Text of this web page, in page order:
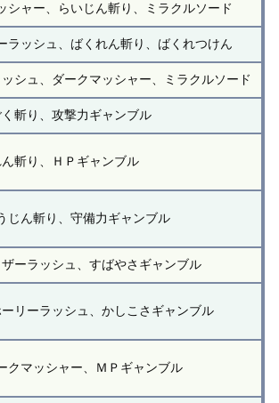
シャー、らいじん斬り、ミラクルソード
ッシュ、ばくれん斬り、ばくれつけん
シュ、ダークマッシャー、ミラクルソード
斬り、攻撃力ギャンブル
斬り、ＨＰギャンブル
じん斬り、守備力ギャンブル
ーラッシュ、すばやさギャンブル
リーラッシュ、かしこさギャンブル
クマッシャー、ＭＰギャンブル